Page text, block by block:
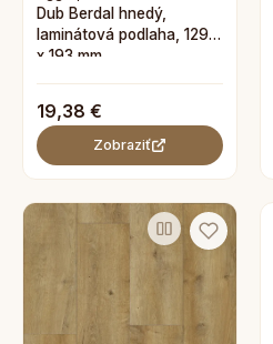
Dub Berdal hnedý,
laminátová podlaha, 1292
x 193 mm
19,38 €
Zobraziť